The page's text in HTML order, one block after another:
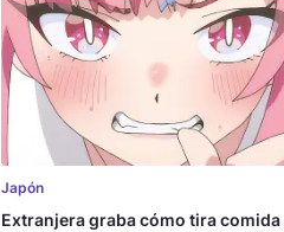
Japón
Extranjera graba cómo tira comida